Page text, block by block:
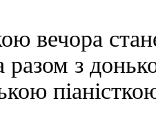
вечора
разом з